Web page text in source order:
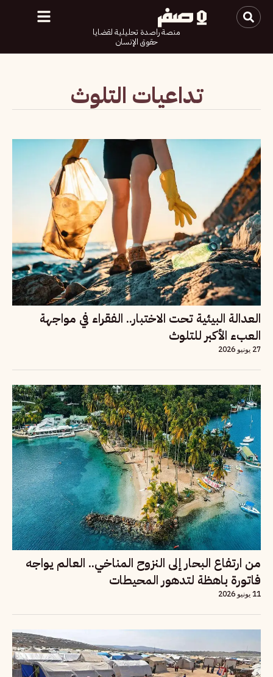
منصة راصدة تحليلية لقضايا
حقوق الإنسان
تداعيات التلوث
العدالة البيئية تحت الاختبار.. الفقراء في مواجهة
العبء الأكبر للتلوث
27 يونيو 2026
من ارتفاع البحار إلى النزوح المناخي.. العالم يواجه
فاتورة باهظة لتدهور المحيطات
11 يونيو 2026